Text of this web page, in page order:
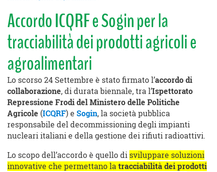
Accordo ICQRF e Sogin per la
tracciabilità dei prodotti agricoli e
agroalimentari
Lo scorso 24 Settembre è stato firmato l’accordo di
collaborazione, di durata biennale, tra l’Ispettorato
Repressione Frodi del Ministero delle Politiche
Agricole (ICQRF) e Sogin, la società pubblica
responsabile del decommissioning degli impianti
nucleari italiani e della gestione dei rifiuti radioattivi.
Lo scopo dell’accordo è quello di sviluppare soluzioni
innovative che permettano la tracciabilità dei prodotti